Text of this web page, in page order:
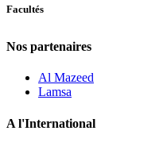
Facultés
Nos partenaires
Al Mazeed
Lamsa
A l'International